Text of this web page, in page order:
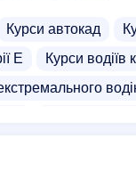
Курси автокад
Е Курси водіїв